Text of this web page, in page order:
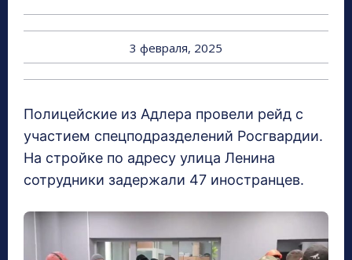
3 февраля, 2025
Полицейские из Адлера провели рейд с
участием спецподразделений Росгвардии.
На стройке по адресу улица Ленина
сотрудники задержали 47 иностранцев.